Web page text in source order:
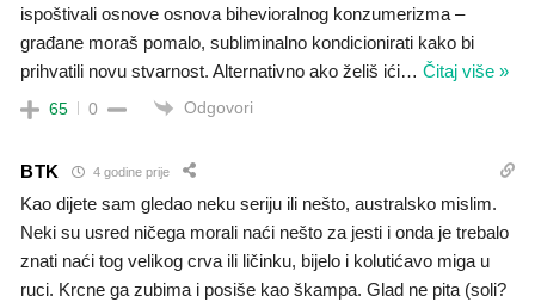
ispoštivali osnove osnova bihevioralnog konzumerizma –
građane moraš pomalo, subliminalno kondicionirati kako bi
prihvatili novu stvarnost. Alternativno ako želiš ići… Čitaj više »
65 0 Odgovori
BTK 4 godine prije
Kao dijete sam gledao neku seriju ili nešto, australsko mislim.
Neki su usred ničega morali naći nešto za jesti i onda je trebalo
znati naći tog velikog crva ili ličinku, bijelo i kolutićavo miga u
ruci. Krcne ga zubima i posiše kao škampa. Glad ne pita (soli?